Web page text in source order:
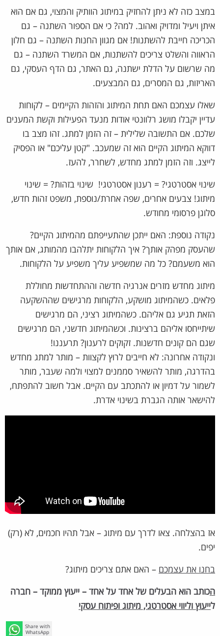
במצב כזה לא ניתן להחזיק במיתוג הוותיק והמצוי, גם אם הוא
איתן ויעיל ומדויק ואהוב. למה? כי אם הספור השתנה – גם
הכריכה חייבת להשתנות! אם מגוון החנות השתנה – גם חלון
הראווה והשלט צריכים להשתנות, אם המשרד השתנה – גם
מה שרשום על הדלת ישתנה, גם האתר, גם הדף העסקי, גם
האריזות, גם המסרים, גם המבצעים.
שאלו עצמכם האם תחת המיתוג והזהות הקיימים – לקוחות
עדיין יקבלו מושג רלוונטי אודות מנעד הפעילות וקשת המענים
שלכם. אם התשובה שלילית – זה הזמן למתג. זהו מצב בו
דווקא המיתוג הקיים הוא זה שמעכב. "קטן עליכם" או הפסיק
לייצג. וזה הזמן למתג מחדש, לשחרר, להעז.
שינוי אסטרטגי? = רענון אסטרטגי! שינוי בזהות? = שינוי
מיתוג! צבעים אחרים, שפה אחרת/נוספת, משפט זהות חדש,
סלוגן פרסומי מחודש.
נקודה נוספת: האם ייתכן שהתעייפתם מהמיתוג הקיים?
שהעסק מפהק אותך? איך הלקוחות יתלהבו מהמותג, אם אותך
הוא משעמם? כל מה שמשפיע עליך משפיע על הלקוחות.
מיתוג מחדש מזרים אנרגיה חדשה וההתחדשות מחוללת
פלאים. כשהמיתוג מושקע, הלקוחות מרגישים שההשקעה
הזאת תגיע גם אליהם. כשהמיתוג רציני, הם מרגישים
שיתייחסו אליהם ברצינות. וכשהמיתוג חדשני, הם מרגישים
שגם הם קונים חדשנות. זקוקים לרענון? תרעננו!
ונקודה אחרונה: לא חייבים לרוץ לקצוות – מותר למתג מחדש
בהדרגה, מותר להשאיר סממנים למצוי ולמה שעבר, מותר
לשמור על דמיון או להתכתב עם הקיים. אבל חשוב להתפתח,
להישאר אותה הגברת בשינוי אדרת.
אז בהצלחה. צאו לדרך עם מיתוג – אבל תהיו חכמים, לא (רק)
יפים.
בחנו את עצמכם – האם אתם צריכים מיתוג?
הכותב הוא הבעלים של אחד על אחד – ייעוץ ממוקד – חברה
לייעוץ וליווי אסטרטגי, מיתוג ופיתוח עסקי
Share with
WhatsApp